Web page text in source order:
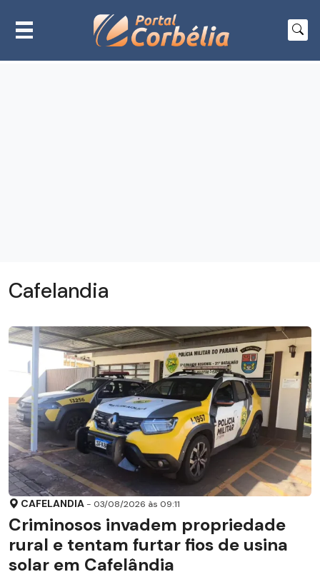
Cafelandia
CAFELANDIA - 03/08/2026 às 09:11
Criminosos invadem propriedade
rural e tentam furtar fios de usina
solar em Cafelândia